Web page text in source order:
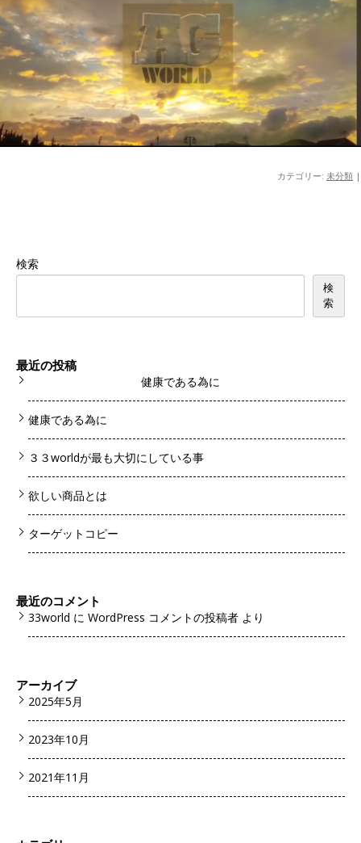
カテゴリー: 未分類 |
検索
検
索
最近の投稿
健康である為に
健康である為に
３３worldが最も大切にしている事
欲しい商品とは
ターゲットコピー
最近のコメント
33world に WordPress コメントの投稿者 より
アーカイブ
2025年5月
2023年10月
2021年11月